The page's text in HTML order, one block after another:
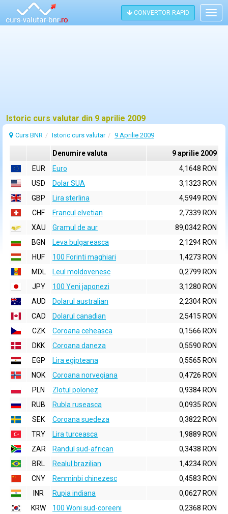
CONVERTOR RAPID
Istoric curs valutar din 9 aprilie 2009
Curs BNR Istoric curs valutar 9 Aprilie 2009
Denumire valuta
9 aprilie 2009
EUR
Euro
4,1648 RON
USD
Dolar SUA
3,1323 RON
GBP
Lira sterlina
4,5949 RON
CHF
Francul elvetian
2,7339 RON
XAU
Gramul de aur
89,0342 RON
BGN
Leva bulgareasca
2,1294 RON
HUF
100 Forinti maghiari
1,4273 RON
MDL
Leul moldovenesc
0,2799 RON
JPY
100 Yeni japonezi
3,1280 RON
AUD
Dolarul australian
2,2304 RON
CAD
Dolarul canadian
2,5415 RON
CZK
Coroana ceheasca
0,1566 RON
DKK
Coroana daneza
0,5590 RON
EGP
Lira egipteana
0,5565 RON
NOK
Coroana norvegiana
0,4726 RON
PLN
Zlotul polonez
0,9384 RON
RUB
Rubla ruseasca
0,0935 RON
SEK
Coroana suedeza
0,3822 RON
TRY
Lira turceasca
1,9889 RON
ZAR
Randul sud-african
0,3438 RON
BRL
Realul brazilian
1,4234 RON
CNY
Renminbi chinezesc
0,4583 RON
INR
Rupia indiana
0,0627 RON
KRW
100 Woni sud-coreeni
0,2368 RON